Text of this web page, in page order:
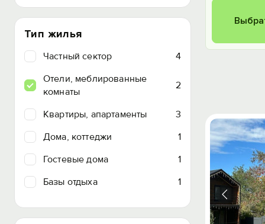
Тип жилья
Частный сектор
4
Отели, меблированные
комнаты
2
Квартиры, апартаменты
3
Дома, коттеджи
1
Гостевые дома
1
Базы отдыха
1